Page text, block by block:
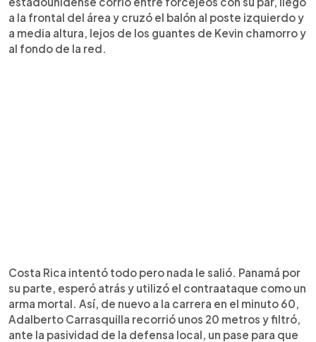
a la frontal del área y cruzó el balón al poste izquierdo y
a media altura, lejos de los guantes de Kevin chamorro y
al fondo de la red.
Costa Rica intentó todo pero nada le salió. Panamá por
su parte, esperó atrás y utilizó el contraataque como un
arma mortal. Así, de nuevo a la carrera en el minuto 60,
Adalberto Carrasquilla recorrió unos 20 metros y filtró,
ante la pasividad de la defensa local, un pase para que